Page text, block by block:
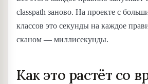
classpath заново. На проекте с
классов это секунды на каждое
сканом — миллисекунды.
Как это растёт со